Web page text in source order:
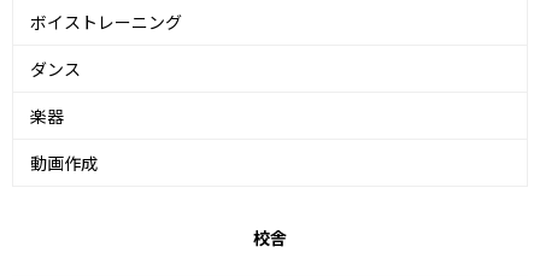
ボイストレーニング
ダンス
楽器
動画作成
校舎